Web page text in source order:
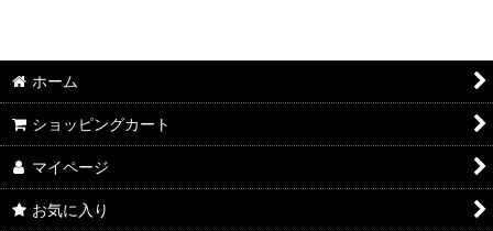
ホーム
ショッピングカート
マイページ
お気に入り